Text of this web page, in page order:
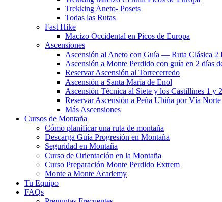
Trekking Aneto- Posets
Todas las Rutas
Fast Hike
Macizo Occidental en Picos de Europa
Ascensiones
Ascensión al Aneto con Guía — Ruta Clásica 2
Ascensión a Monte Perdido con guía en 2 días
Reservar Ascensión al Torrecerredo
Ascensión a Santa María de Enol
Ascensión Técnica al Siete y los Castillines 1 y 2
Reservar Ascensión a Peña Ubiña por Vía Norte
Más Ascensiones
Cursos de Montaña
Cómo planificar una ruta de montaña
Descarga Guía Progresión en Montaña
Seguridad en Montaña
Curso de Orientación en la Montaña
Curso Preparación Monte Perdido Extrem
Monte a Monte Academy
Tu Equipo
FAQs